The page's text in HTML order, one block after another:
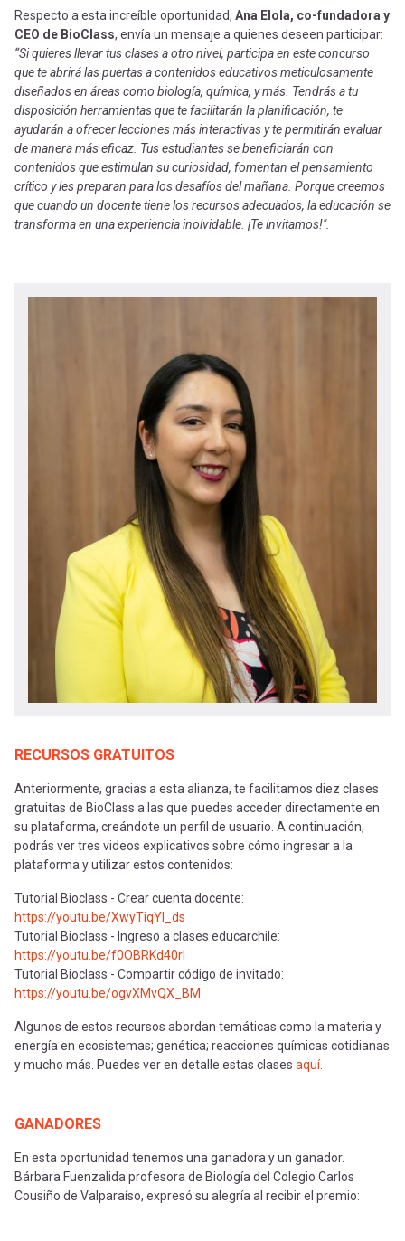
Respecto a esta increíble oportunidad, Ana Elola, co-fundadora y
CEO de BioClass, envía un mensaje a quienes deseen participar:
“Si quieres llevar tus clases a otro nivel, participa en este concurso
que te abrirá las puertas a contenidos educativos meticulosamente
diseñados en áreas como biología, química, y más. Tendrás a tu
disposición herramientas que te facilitarán la planificación, te
ayudarán a ofrecer lecciones más interactivas y te permitirán evaluar
de manera más eficaz. Tus estudiantes se beneficiarán con
contenidos que estimulan su curiosidad, fomentan el pensamiento
crítico y les preparan para los desafíos del mañana. Porque creemos
que cuando un docente tiene los recursos adecuados, la educación se
transforma en una experiencia inolvidable. ¡Te invitamos!".
RECURSOS GRATUITOS
Anteriormente, gracias a esta alianza, te facilitamos diez clases
gratuitas de BioClass a las que puedes acceder directamente en
su plataforma, creándote un perfil de usuario. A continuación,
podrás ver tres videos explicativos sobre cómo ingresar a la
plataforma y utilizar estos contenidos:
Tutorial Bioclass - Crear cuenta docente:
https://youtu.be/XwyTiqYl_ds
Tutorial Bioclass - Ingreso a clases educarchile:
https://youtu.be/f0OBRKd40rI
Tutorial Bioclass - Compartir código de invitado:
https://youtu.be/ogvXMvQX_BM
Algunos de estos recursos abordan temáticas como la materia y
energía en ecosistemas; genética; reacciones químicas cotidianas
y mucho más. Puedes ver en detalle estas clases aquí.
GANADORES
En esta oportunidad tenemos una ganadora y un ganador.
Bárbara Fuenzalida profesora de Biología del Colegio Carlos
Cousiño de Valparaíso, expresó su alegría al recibir el premio: